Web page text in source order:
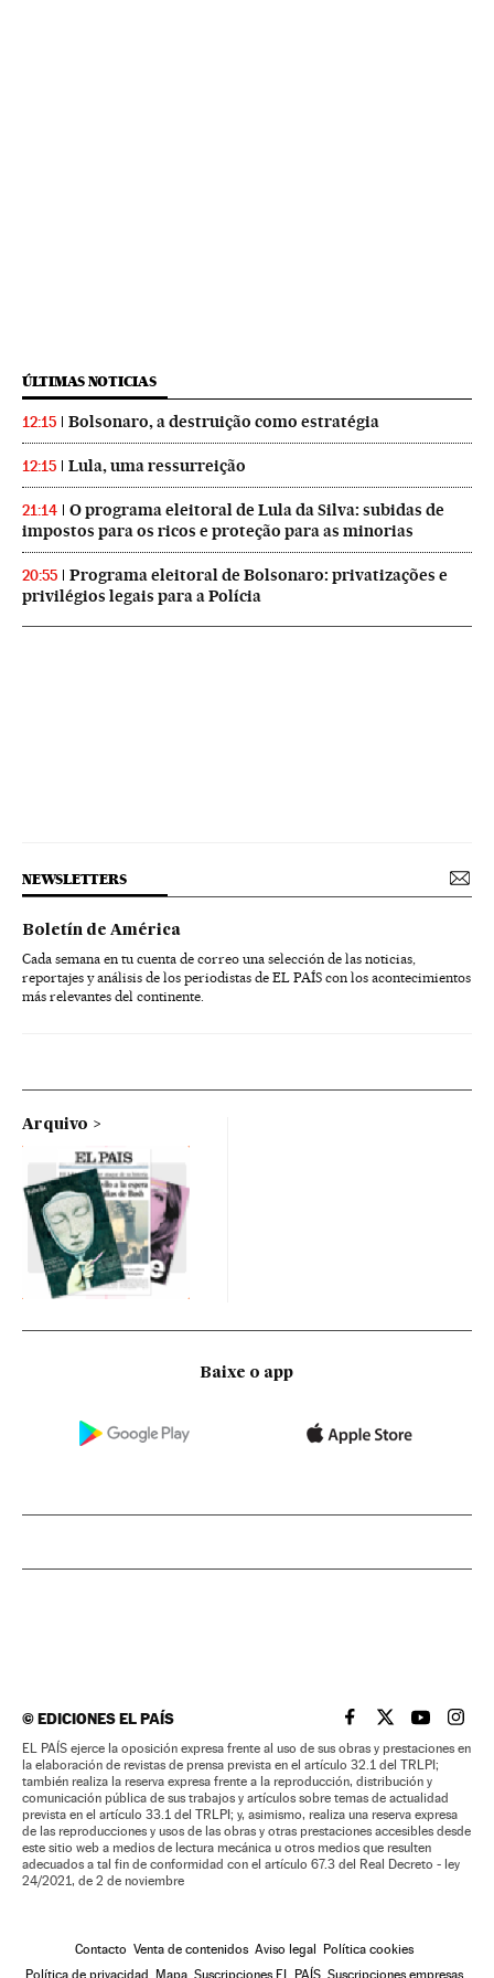
ÚLTIMAS NOTICIAS
12:15 Bolsonaro, a destruição como estratégia
12:15 Lula, uma ressurreição
21:14
O programa eleitoral de Lula da Silva: subidas de
impostos para os ricos e proteção para as minorias
20:55
Programa eleitoral de Bolsonaro: privatizações e
privilégios legais para a Polícia
NEWSLETTERS
Boletín de América
Cada semana en tu cuenta de correo una selección de las noticias,
reportajes y análisis de los periodistas de EL PAÍS con los acontecimientos
más relevantes del continente.
Arquivo
Baixe o app
©EDICIONES EL PAÍS EL PAÍS BRASIL EN
EL PAÍSEL PAÍS
EL
EL PAÍS ejerce la oposición expresa frente al uso de sus obras y prestaciones en
la elaboración de revistas de prensa prevista en el artículo 32.1 del TRLPI;
también realiza la reserva expresa frente a la reproducción, distribución y
comunicación pública de sus trabajos y artículos sobre temas de actualidad
prevista en el artículo 33.1 del TRLPI; y, asimismo, realiza una reserva expresa
de las reproducciones y usos de las obras y otras prestaciones accesibles desde
este sitio web a medios de lectura mecánica u otros medios que resulten
adecuados a tal fin de conformidad con el artículo 67.3 del Real Decreto - ley
24/2021, de 2 de noviembre
Contacto Venta de contenidos Aviso legal
Política cookies